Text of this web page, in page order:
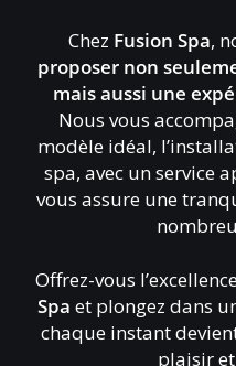
Chez Fusion Spa,
proposer non
mais aussi une
Nous vous
modèle idéal,
spa, avec un service
vous assure une
Offrez-vous
Spa et plongez dans
chaque instant
plaisir